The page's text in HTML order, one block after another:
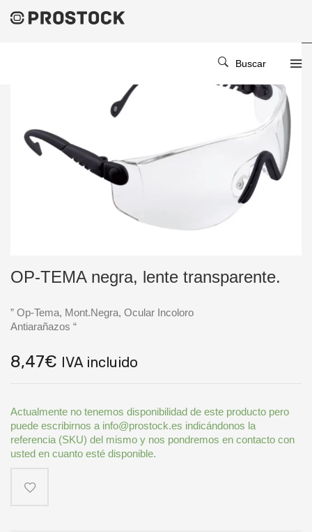
Buscar
OP-TEMA negra, lente transparente.
” Op-Tema, Mont.Negra, Ocular Incoloro
Antiarañazos “
8,47€ IVA incluido
Actualmente no tenemos disponibilidad de este producto pero
puede escribirnos a info@prostock.es indicándonos la
referencia (SKU) del mismo y nos pondremos en contacto con
usted en cuanto esté disponible.